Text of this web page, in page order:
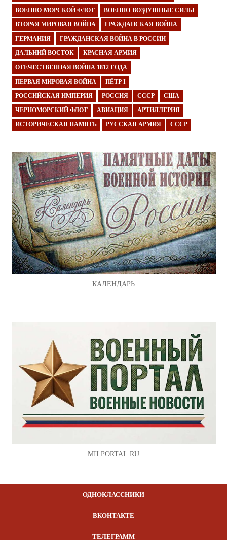
ВОЕННО-МОРСКОЙ ФЛОТ ВОЕННО-ВОЗДУШНЫЕ СИЛЫ
ВТОРАЯ МИРОВАЯ ВОЙНА ГРАЖДАНСКАЯ ВОЙНА
ГЕРМАНИЯ ГРАЖДАНСКАЯ ВОЙНА В РОССИИ
ДАЛЬНИЙ ВОСТОК КРАСНАЯ АРМИЯ
ОТЕЧЕСТВЕННАЯ ВОЙНА 1812 ГОДА
ПЕРВАЯ МИРОВАЯ ВОЙНА ПЁТР I
РОССИЙСКАЯ ИМПЕРИЯ РОССИЯ СССР США
ЧЕРНОМОРСКИЙ ФЛОТ АВИАЦИЯ АРТИЛЛЕРИЯ
ИСТОРИЧЕСКАЯ ПАМЯТЬ РУССКАЯ АРМИЯ СССР
КАЛЕНДАРЬ
MILPORTAL.RU
ОДНОКЛАССНИКИ
ВКОНТАКТЕ
ТЕЛЕГРАММ